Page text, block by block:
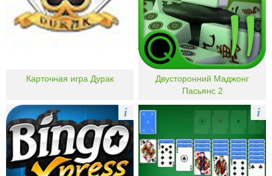
Карточная игра Дурак
Двусторонний Маджонг
Пасьянс 2
i i